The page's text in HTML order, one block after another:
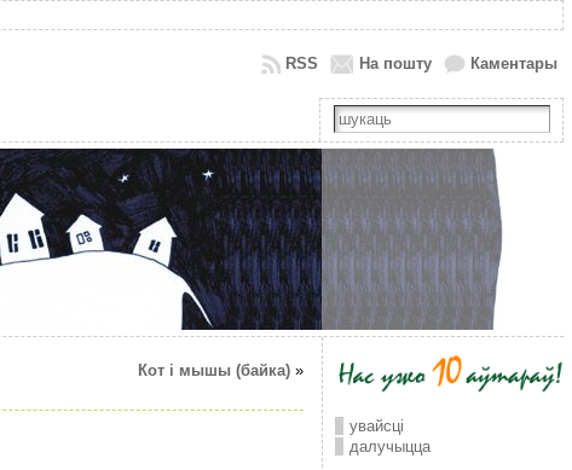
Каментары
На пошту
RSS
Кот i мышы (байка)»
увайсці
далучыцца